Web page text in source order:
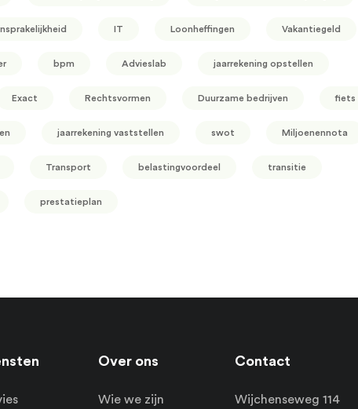
IT Loonheffingen Vakantiegeld
bpm Advieslab jaarrekening opstellen
Exact Rechtsvormen Duurzame bedrijven fiets
jaarrekening vaststellen swot Miljoenennota
Transport belastingvoordeel transitie
prestatieplan
Over ons
Wie we zijn
Contact
Wijchenseweg 114